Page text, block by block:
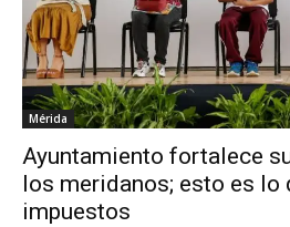
Mérida
Ayuntamiento fortalece
los meridanos; esto es lo
impuestos